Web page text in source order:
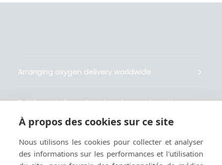
Arranging oxygen delivery worldwide
Fait livrer de l’oxygène dans le monde entier
À propos des cookies sur ce site
Nous utilisons les cookies pour collecter et analyser
des informations sur les performances et l'utilisation